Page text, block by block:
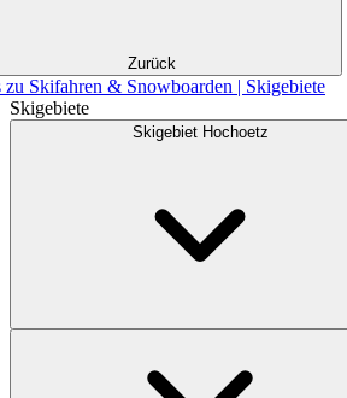
Zurück
zu Skifahren & Snowboarden | Skigebiete
Skigebiete
Skigebiet Hochoetz